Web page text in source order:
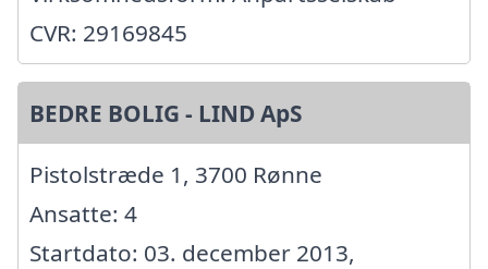
CVR: 29169845
BEDRE BOLIG - LIND ApS
Pistolstræde 1, 3700 Rønne
Ansatte: 4
Startdato: 03. december 2013,